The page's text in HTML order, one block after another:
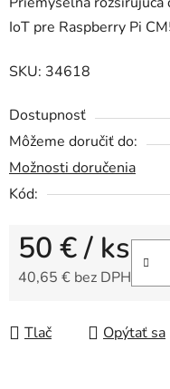
IoT pre Raspberry Pi
SKU: 34618
Dostupnosť
Môžeme doručiť do:
Možnosti doručenia
Kód:
50 €/ ks
40,65 € bez DPH
Tlač Opýtať sa